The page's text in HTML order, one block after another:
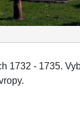
1732 - 1735.